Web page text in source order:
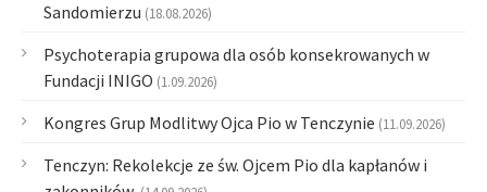
Sandomierzu (18.08.2026)
Psychoterapia grupowa dla osób konsekrowanych w
Fundacji INIGO (1.09.2026)
Kongres Grup Modlitwy Ojca Pio w Tenczynie (11.09.2026)
Tenczyn: Rekolekcje ze św. Ojcem Pio dla kapłanów i